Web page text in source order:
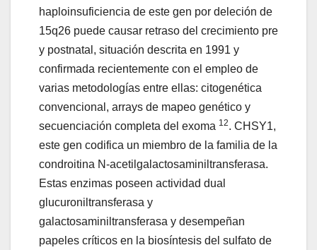
haploinsuficiencia de este gen por deleción de
15q26 puede causar retraso del crecimiento pre
y postnatal, situación descrita en 1991 y
confirmada recientemente con el empleo de
varias metodologías entre ellas: citogenética
convencional, arrays de mapeo genético y
secuenciación completa del exoma 12. CHSY1,
este gen codifica un miembro de la familia de la
condroitina N-acetilgalactosaminiltransferasa.
Estas enzimas poseen actividad dual
glucuroniltransferasa y
galactosaminiltransferasa y desempeñan
papeles críticos en la biosíntesis del sulfato de